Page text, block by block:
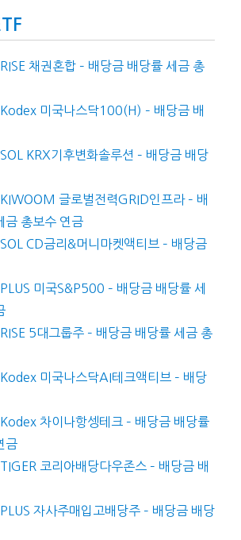
채권혼합 – 배당금 배당률 세금 총
Kodex 미국나스닥100(H) – 배당금 배
KRX기후변화솔루션 – 배당금 배당
글로벌전력GRID인프라 – 배
금 총보수 연금
CD금리&머니마켓액티브 – 배당금
미국S&P500 – 배당금 배당률 세
5대그룹주 – 배당금 배당률 세금 총
Kodex 미국나스닥AI테크액티브 – 배당
차이나항셍테크 – 배당금 배당률
금
코리아배당다우존스 – 배당금 배
자사주매입고배당주 – 배당금 배당